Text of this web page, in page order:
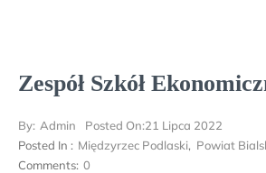
Zespół Szkół
By: Admin Posted On:21 Lipca 2022
Posted In : Międzyrzec Podlaski, Powiat
Comments: 0